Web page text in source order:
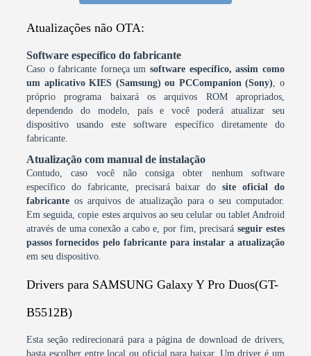
Atualizações não OTA:
Software específico do fabricante
Caso o fabricante forneça umsoftware específico, assim como
um aplicativo KIES (Samsung) ou PCCompanion (Sony), o
próprio programa baixará os arquivos ROM apropriados,
dependendo do modelo, país e você poderá atualizar seu
dispositivo usando este software específico diretamente do
fabricante.
Atualização com manual de instalação
Contudo, caso você não consiga obter nenhum software
específico do fabricante, precisará baixar dosite oficial do
fabricante os arquivos de atualização para o seu computador.
Em seguida, copie estes arquivos ao seu celular ou tablet Android
através de uma conexão a cabo e, por fim, precisaráseguir estes
passos fornecidos pelo fabricante para instalar a atualização
em seu dispositivo.
Drivers para SAMSUNG Galaxy Y Pro Duos(GT-
B5512B)
Esta seção redirecionará para a página de download de drivers,
basta escolher entre local ou oficial para baixar. Um driver é um